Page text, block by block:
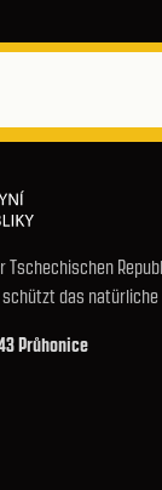
Tschechischen
das
Průhonice